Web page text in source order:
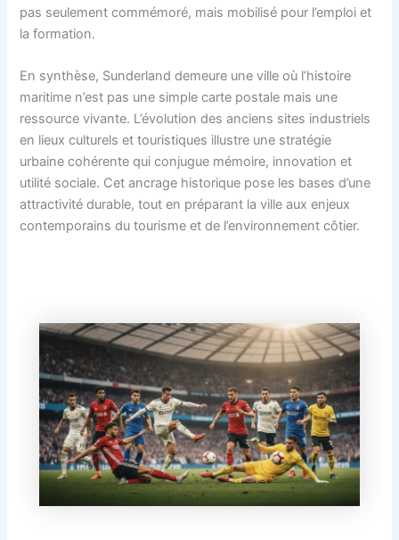
pas seulement commémoré, mais mobilisé pour l’emploi et
la formation.
En synthèse, Sunderland demeure une ville où l’histoire
maritime n’est pas une simple carte postale mais une
ressource vivante. L’évolution des anciens sites industriels
en lieux culturels et touristiques illustre une stratégie
urbaine cohérente qui conjugue mémoire, innovation et
utilité sociale. Cet ancrage historique pose les bases d’une
attractivité durable, tout en préparant la ville aux enjeux
contemporains du tourisme et de l’environnement côtier.